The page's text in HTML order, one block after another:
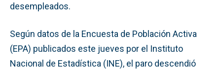
desempleados.
Según datos de la Encuesta de Población Activa
(EPA) publicados este jueves por el Instituto
Nacional de Estadística (INE), el paro descendió